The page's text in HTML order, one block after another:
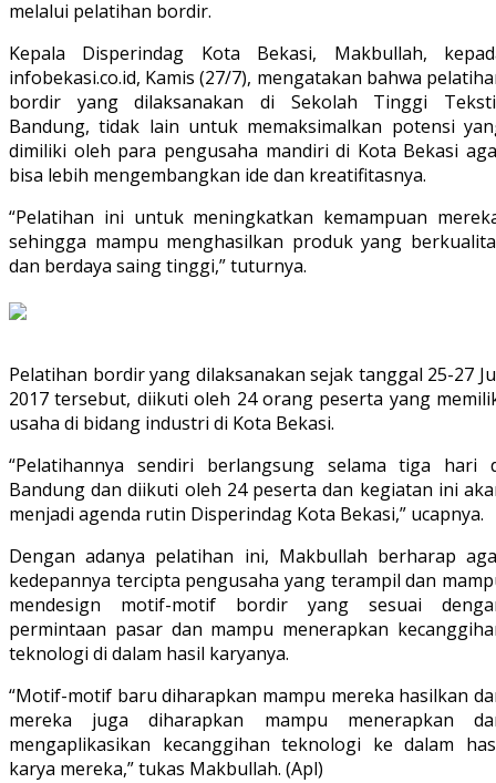
melalui pelatihan bordir.
Kepala Disperindag Kota Bekasi, Makbullah,
infobekasi.co.id, Kamis (27/7), mengatakan bahwa
bordir yang dilaksanakan di Sekolah Tinggi
Bandung, tidak lain untuk memaksimalkan potensi
dimiliki oleh para pengusaha mandiri di Kota Bekasi
bisa lebih mengembangkan ide dan kreatifitasnya.
“Pelatihan ini untuk meningkatkan kemampuan
sehingga mampu menghasilkan produk yang
dan berdaya saing tinggi,” tuturnya.
Pelatihan bordir yang dilaksanakan sejak tanggal 25-27
2017 tersebut, diikuti oleh 24 orang peserta yang
usaha di bidang industri di Kota Bekasi.
“Pelatihannya sendiri berlangsung selama tiga hari
Bandung dan diikuti oleh 24 peserta dan kegiatan ini
menjadi agenda rutin Disperindag Kota Bekasi,” ucapnya.
Dengan adanya pelatihan ini, Makbullah berharap
kedepannya tercipta pengusaha yang terampil dan
mendesign motif-motif bordir yang sesuai
permintaan pasar dan mampu menerapkan
teknologi di dalam hasil karyanya.
“Motif-motif baru diharapkan mampu mereka hasilkan
mereka juga diharapkan mampu menerapkan
mengaplikasikan kecanggihan teknologi ke dalam
karya mereka,” tukas Makbullah. (Apl)